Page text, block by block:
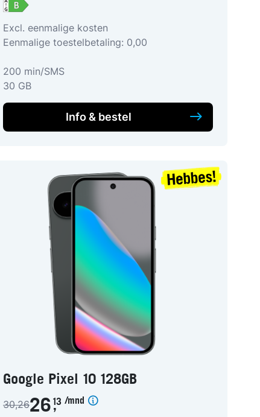
Excl. eenmalige kosten
Eenmalige toestelbetaling: 0,00
200 min/SMS
30 GB
Info & bestel
Google Pixel 10 128GB
30,2626 ,
13 /mnd